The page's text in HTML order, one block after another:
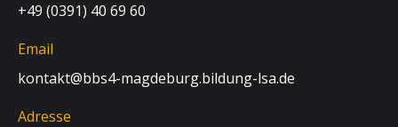
+49 (0391) 40 69 60
Email
kontakt@bbs4-magdeburg.bildung-lsa.de
Adresse